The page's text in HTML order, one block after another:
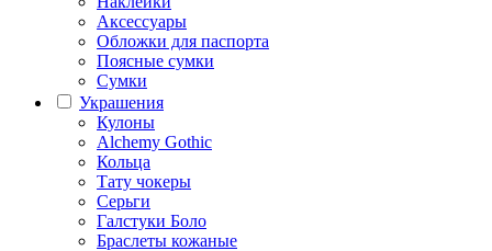
Аксессуары
Обложки для паспорта
Поясные сумки
Сумки
Украшения
Кулоны
Alchemy Gothic
Кольца
Тату чокеры
Серьги
Галстуки Боло
Браслеты кожаные